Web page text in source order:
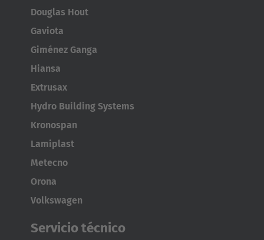
Douglas Hout
Gaviota
Giménez Ganga
Hiansa
Extrusax
Hydro Building Systems
Kronospan
Lamiplast
Metecno
Orona
Volkswagen
Servicio técnico